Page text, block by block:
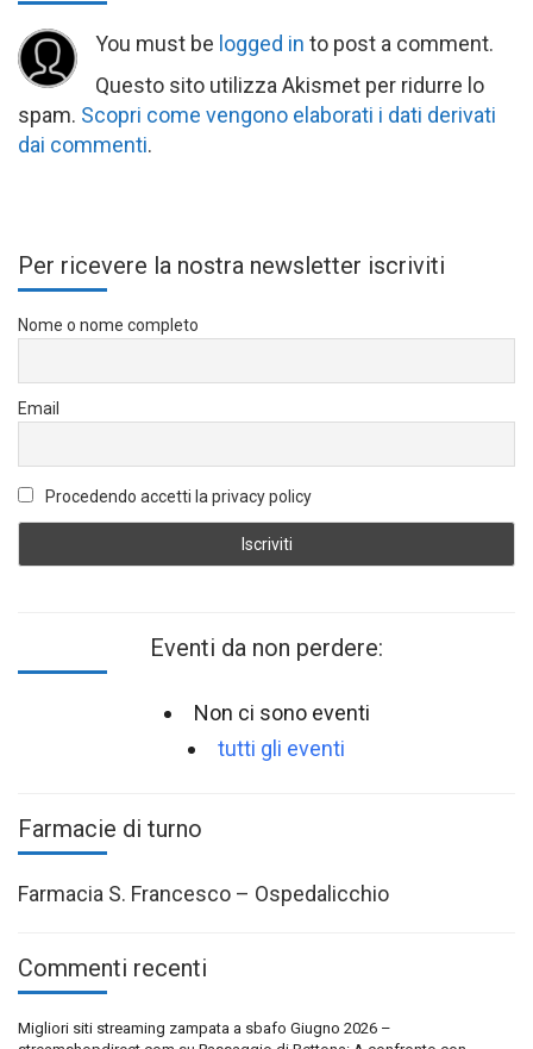
You must be logged in to post a comment.
Questo sito utilizza Akismet per ridurre lo
spam. Scopri come vengono elaborati i dati derivati
dai commenti.
Per ricevere la nostra newsletter iscriviti
Nome o nome completo
Email
Procedendo accetti la privacy policy
Eventi da non perdere:
Non ci sono eventi
tutti gli eventi
Farmacie di turno
Farmacia S. Francesco – Ospedalicchio
Commenti recenti
Migliori siti streaming zampata a sbafo Giugno 2026 –